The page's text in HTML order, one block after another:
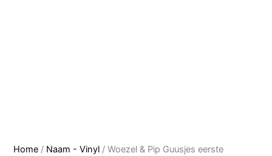
Home / Naam - Vinyl / Woezel & Pip Guusjes eerste